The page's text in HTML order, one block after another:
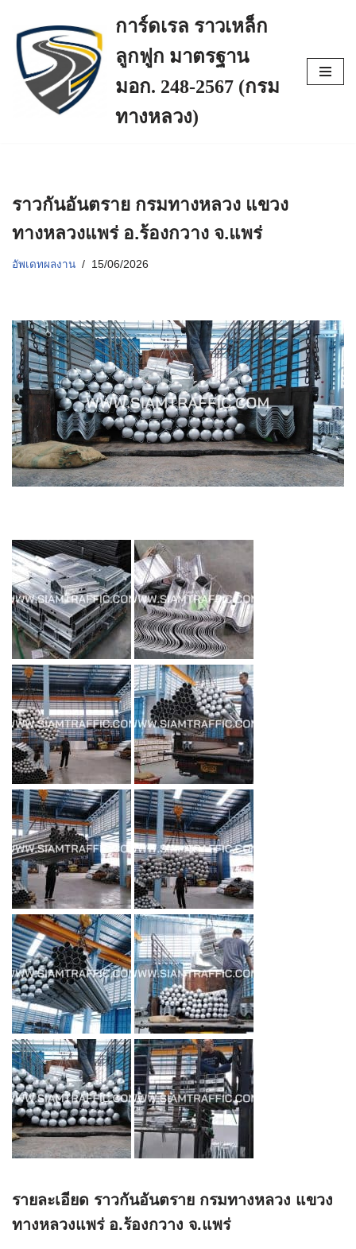
Skip
to
content
การ์ดเรล ราวเหล็ก
ลูกฟูก มาตรฐาน
มอก. 248-2567 (กรม
ทางหลวง)
ราวกันอันตราย กรมทางหลวง แขวง
ทางหลวงแพร่ อ.ร้องกวาง จ.แพร่
อัพเดทผลงาน 15/06/2026
รายละเอียด ราวกันอันตราย กรมทางหลวง แขวง
ทางหลวงแพร่ อ.ร้องกวาง จ.แพร่